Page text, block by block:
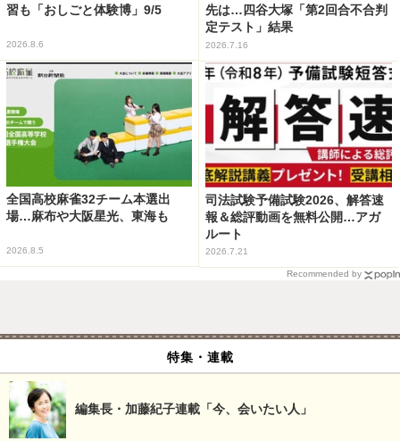
習も「おしごと体験博」9/5
2026.8.6
先は…四谷大塚「第2回合不合判
定テスト」結果
2026.7.16
全国高校麻雀32チーム本選出
場…麻布や大阪星光、東海も
2026.8.5
司法試験予備試験2026、解答速
報＆総評動画を無料公開…アガ
ルート
2026.7.21
Recommended by
特集・連載
編集長・加藤紀子連載「今、会いたい人」